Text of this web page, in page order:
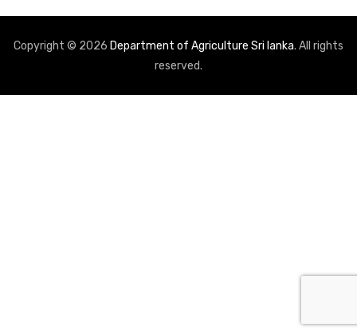
Copyright © 2026 Department of Agriculture Sri lanka. All rights
reserved.